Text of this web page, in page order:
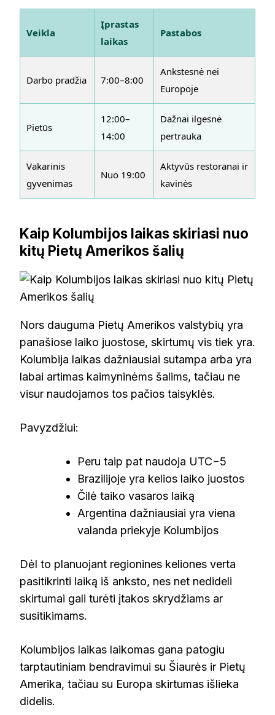
Veikla
Įprastas
laikas
Pastabos
Darbo pradžia 7:00–8:00
Ankstesnė nei
Europoje
Pietūs
12:00–
14:00
Dažnai ilgesnė
pertrauka
Vakarinis
gyvenimas
Nuo 19:00
Aktyvūs restoranai ir
kavinės
Kaip Kolumbijos laikas skiriasi nuo
kitų Pietų Amerikos šalių
Nors dauguma Pietų Amerikos valstybių yra
panašiose laiko juostose, skirtumų vis tiek yra.
Kolumbija laikas dažniausiai sutampa arba yra
labai artimas kaimyninėms šalims, tačiau ne
visur naudojamos tos pačios taisyklės.
Pavyzdžiui:
Peru taip pat naudoja UTC−5
Brazilijoje yra kelios laiko juostos
Čilė taiko vasaros laiką
Argentina dažniausiai yra viena
valanda priekyje Kolumbijos
Dėl to planuojant regionines keliones verta
pasitikrinti laiką iš anksto, nes net nedideli
skirtumai gali turėti įtakos skrydžiams ar
susitikimams.
Kolumbijos laikas laikomas gana patogiu
tarptautiniam bendravimui su Šiaurės ir Pietų
Amerika, tačiau su Europa skirtumas išlieka
didelis.